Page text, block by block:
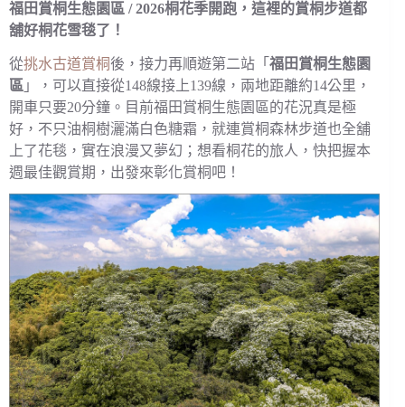
福田賞桐生態園區 / 2026桐花季開跑，這裡的賞桐步道都
舖好桐花雪毯了！
從挑水古道賞桐後，接力再順遊第二站「 福田賞桐生態園
區 」，可以直接從148線接上139線，兩地距離約14公里，
開車只要20分鐘。目前福田賞桐生態園區的花況真是極
好，不只油桐樹灑滿白色糖霜，就連賞桐森林步道也全舖
上了花毯，實在浪漫又夢幻；想看桐花的旅人，快把握本
週最佳觀賞期，出發來彰化賞桐吧！